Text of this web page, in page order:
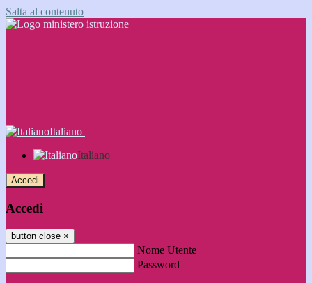
Salta al contenuto
Italiano
Italiano
Accedi
Accedi
button close ×
Nome Utente
Password